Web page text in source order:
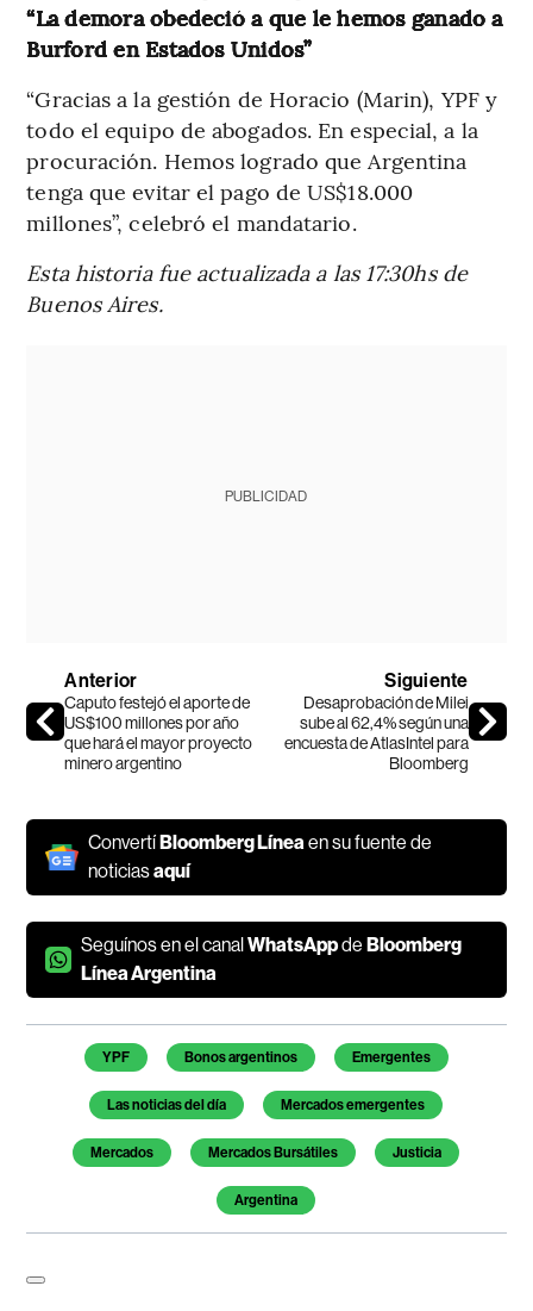
“La demora obedeció a que le hemos ganado a
Burford en Estados Unidos”
“Gracias a la gestión de Horacio (Marin), YPF y
todo el equipo de abogados. En especial, a la
procuración. Hemos logrado que Argentina
tenga que evitar el pago de US$18.000
millones”, celebró el mandatario.
Esta historia fue actualizada a las 17:30hs de
Buenos Aires.
PUBLICIDAD
Anterior
Caputo festejó el aporte de
US$100 millones por año
que hará el mayor proyecto
minero argentino
Siguiente
Desaprobación de Milei
sube al 62,4% según una
encuesta de AtlasIntel para
Bloomberg
ConvertíBloomberg Líneaen su fuente de
noticiasaquí
Seguínos en el canalWhatsAppdeBloomberg
Línea Argentina
Temas de este artículo
YPF Bonos argentinos Emergentes
Las noticias del día Mercados emergentes
Mercados Mercados Bursátiles Justicia
Argentina